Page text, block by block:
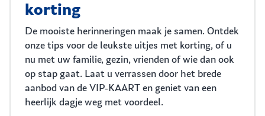
korting
De mooiste herinneringen maak je samen. Ontdek
onze tips voor de leukste uitjes met korting, of u
nu met uw familie, gezin, vrienden of wie dan ook
op stap gaat. Laat u verrassen door het brede
aanbod van de VIP-KAART en geniet van een
heerlijk dagje weg met voordeel.